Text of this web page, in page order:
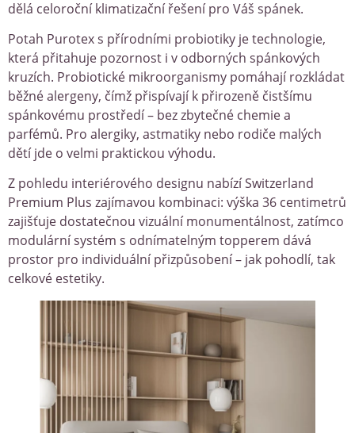
dělá celoroční klimatizační řešení pro Váš spánek.
Potah Purotex s přírodními probiotiky je technologie,
která přitahuje pozornost i v odborných spánkových
kruzích. Probiotické mikroorganismy pomáhají rozkládat
běžné alergeny, čímž přispívají k přirozeně čistšímu
spánkovému prostředí – bez zbytečné chemie a
parfémů. Pro alergiky, astmatiky nebo rodiče malých
dětí jde o velmi praktickou výhodu.
Z pohledu interiérového designu nabízí Switzerland
Premium Plus zajímavou kombinaci: výška 36 centimetrů
zajišťuje dostatečnou vizuální monumentálnost, zatímco
modulární systém s odnímatelným topperem dává
prostor pro individuální přizpůsobení – jak pohodlí, tak
celkové estetiky.